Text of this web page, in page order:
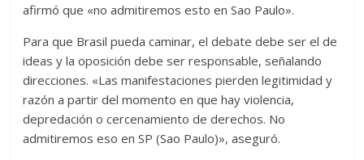
afirmó que «no admitiremos esto en Sao Paulo».
Para que Brasil pueda caminar, el debate debe ser el de
ideas y la oposición debe ser responsable, señalando
direcciones. «Las manifestaciones pierden legitimidad y
razón a partir del momento en que hay violencia,
depredación o cercenamiento de derechos. No
admitiremos eso en SP (Sao Paulo)», aseguró.